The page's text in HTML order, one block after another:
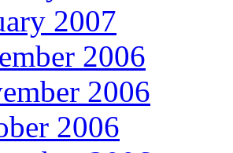
2007
2006
2006
2006